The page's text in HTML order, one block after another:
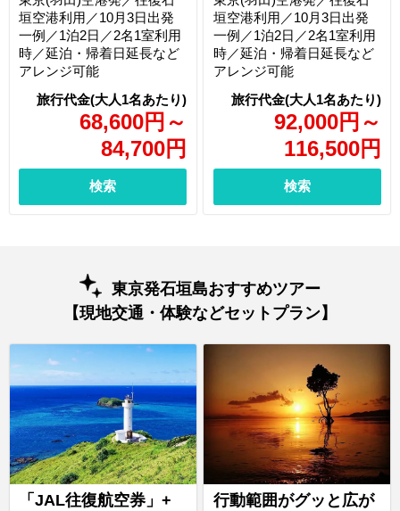
68,600円 ～
84,700円
垣空港利用／10月3日出発
一例／1泊2日／2名1室利用
時／延泊・帰着日延長など
アレンジ可能
検索
92,000円 ～
116,500円
垣空港利用／10月3日出発
一例／1泊2日／2名1室利用
時／延泊・帰着日延長など
アレンジ可能
検索
東京発石垣島おすすめツアー
【現地交通・体験などセットプラン】
「JAL往復航空券」+
行動範囲がグッと広が